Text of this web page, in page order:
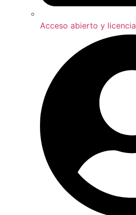
Acceso abierto y licencia